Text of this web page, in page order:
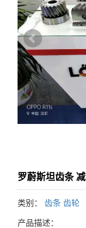
罗蔚斯坦齿条
类别： 齿条 齿轮
产品描述：